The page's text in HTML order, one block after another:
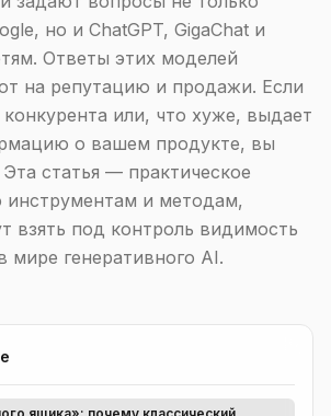
но и ChatGPT, GigaChat и
Ответы этих моделей
на репутацию и продажи. Если
или, что хуже, выдает
о вашем продукте, вы
Эта статья — практическое
инструментам и методам,
взять под контроль видимость
мире генеративного AI.